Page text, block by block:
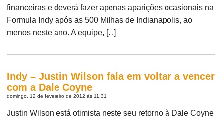
financeiras e deverá fazer apenas aparições ocasionais na
Formula Indy após as 500 Milhas de Indianapolis, ao
menos neste ano. A equipe, [...]
Indy – Justin Wilson fala em voltar a vencer
com a Dale Coyne
domingo, 12 de fevereiro de 2012 às 11:31
Justin Wilson está otimista neste seu retorno à Dale Coyne